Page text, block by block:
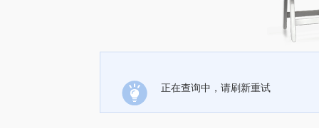
正在查询中，请刷新重试